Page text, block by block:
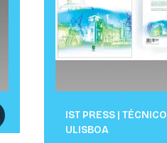
IST PRESS | TÉCNICO
ULISBOA